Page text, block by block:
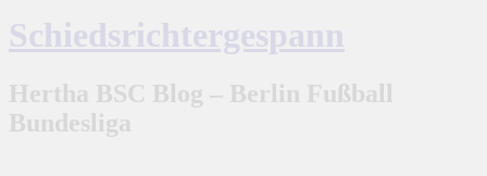
Schiedsrichtergespann
Hertha BSC Blog – Berlin Fußball
Bundesliga